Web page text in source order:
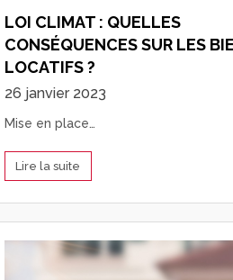
LOI CLIMAT : QUELLES
CONSÉQUENCES SUR LES
LOCATIFS ?
26 janvier 2023
Mise en place…
Lire la suite